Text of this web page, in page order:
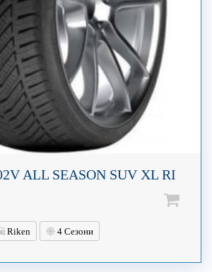
ALL SEASON SUV XL RI
Riken 4 Сезони